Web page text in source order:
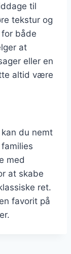
til
tekstur og
både
at
eller en
altid være
du nemt
med
at skabe
ret.
favorit på